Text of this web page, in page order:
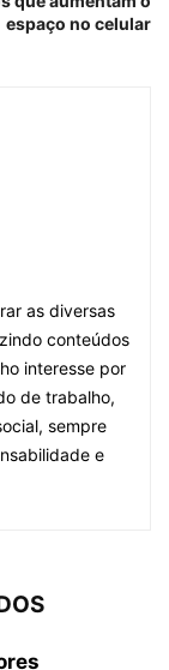
espaço no celular
as diversas
conteúdos
interesse por
de trabalho,
sempre
e